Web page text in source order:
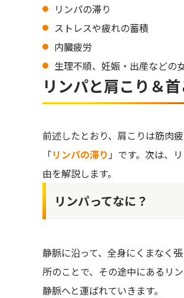
リンパの滞り
ストレスや疲れの蓄積
内臓疲労
生理不順、妊娠・出産などの
リンパと肩こり＆
前述したとおり、肩こりは筋肉
「リンパの滞り 」です。次は、
由を解説します。
リンパってなに？
静脈に沿って、全身にくまなく
所のことで、その途中にあるリ
静脈へと運ばれていきます。